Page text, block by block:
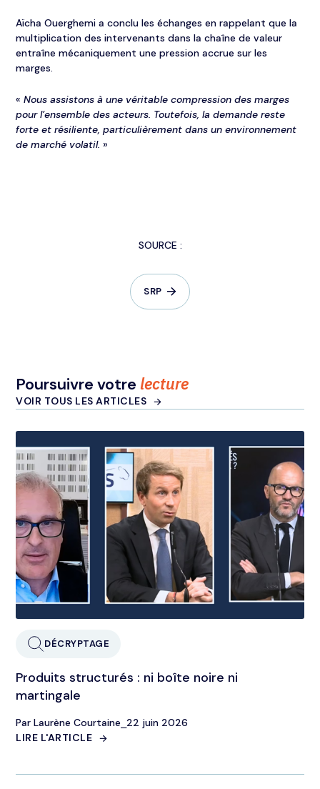
Aïcha Ouerghemi a conclu les échanges en rappelant que la
multiplication des intervenants dans la chaîne de valeur
entraîne mécaniquement une pression accrue sur les
marges.
«Nous assistons à une véritable compression des marges
pour l’ensemble des acteurs. Toutefois, la demande reste
forte et résiliente, particulièrement dans un environnement
de marché volatil. »
SOURCE :
SRP
Poursuivre votrelecture
VOIR TOUS LES ARTICLES
DÉCRYPTAGE
Produits structurés : ni boîte noire ni
martingale
Par Laurène Courtaine 22 juin 2026
LIRE L'ARTICLE